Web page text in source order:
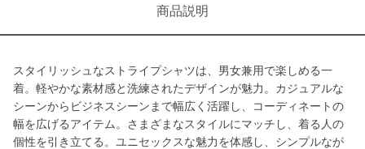
商品説明
スタイリッシュなストライプシャツは、男女兼用で楽しめる一
着。軽やかな素材感と洗練されたデザインが魅力。カジュアルな
シーンからビジネスシーンまで幅広く活躍し、コーディネートの
幅を広げるアイテム。さまざまなスタイルにマッチし、着る人の
個性を引き立てる。ユニセックスな魅力を体感し、シンプルなが